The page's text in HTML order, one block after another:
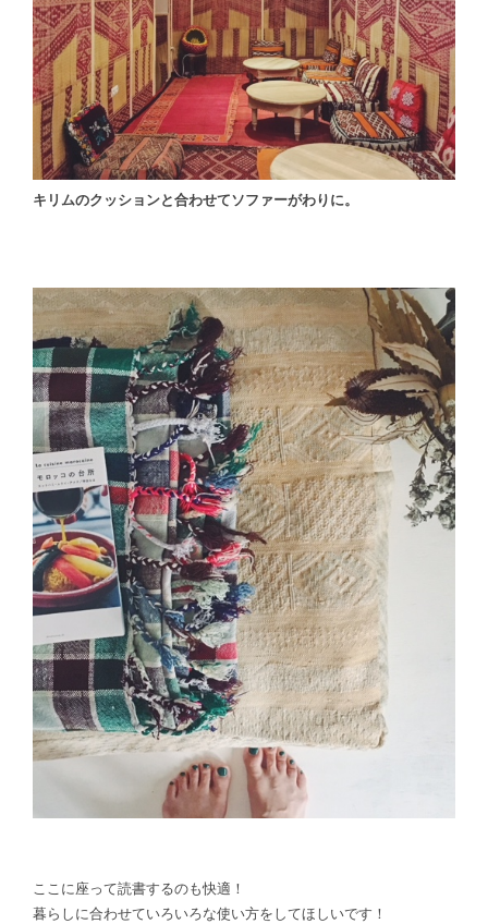
キリムのクッションと合わせてソファーがわりに。
ここに座って読書するのも快適！
暮らしに合わせていろいろな使い方をしてほしいです！